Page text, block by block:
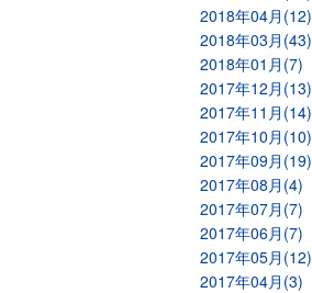
2018年04月(12)
2018年03月(43)
2018年01月(7)
2017年12月(13)
2017年11月(14)
2017年10月(10)
2017年09月(19)
2017年08月(4)
2017年07月(7)
2017年06月(7)
2017年05月(12)
2017年04月(3)